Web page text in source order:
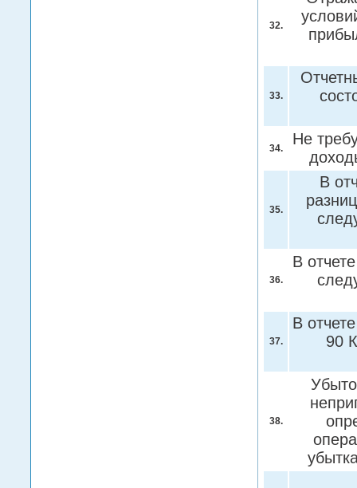
32.
33.
34.
Не
35.
В
36.
В
37.
В
90
38.